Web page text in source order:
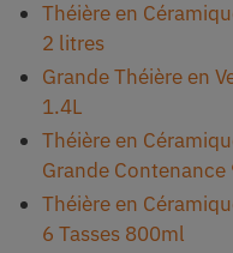
Théière en
2 litres
Grande Théière en
1.4L
Théière en
Grande
Théière en
6 Tasses 800ml